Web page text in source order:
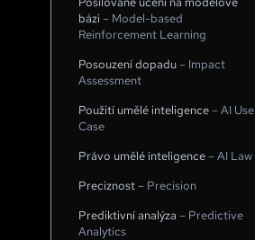
bázi – Model-based
Reinforcement Learning
Posouzení dopadu– Impact
Assessment
Použití umělé inteligence–AI Use
Case
Právo umělé inteligence–AI Law
Preciznost– Precision
Prediktivní analýza – Predictive
Analytics